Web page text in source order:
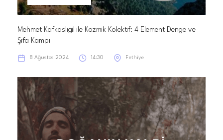
Mehmet Kafkaslıgil ile Kozmik Kolektif: 4 Element Denge ve
Şifa Kampı
8 Ağustos 2024 14:30 Fethiye